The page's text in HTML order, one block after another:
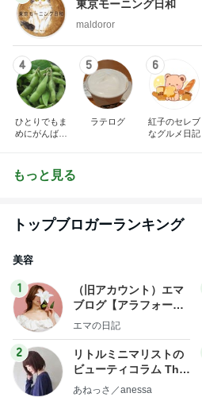
東京モーニング日和
maldoror
4
ひとりでもま
めにがんばる
5
ラテログ
6
紅子のセレブ
なグルメ日記
もっと見る
トップブロガーランキング
美容
1
（旧アカウント）エマ
ブログ【アラフォー会
社売却セカンドライ
エマの日記
2
リトルミニマリストの
ビューティコラム The
little minimalist's bea
あねっさ／anessa